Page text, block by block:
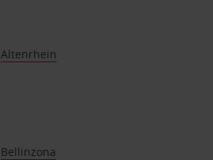
Altenrhein
Bellinzona